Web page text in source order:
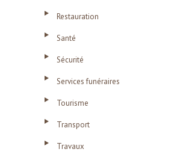
Restauration
Santé
Sécurité
Services funéraires
Tourisme
Transport
Travaux